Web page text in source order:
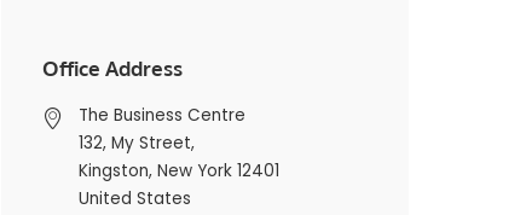
Office Address
The Business Centre
132, My Street,
Kingston, New York 12401
United States